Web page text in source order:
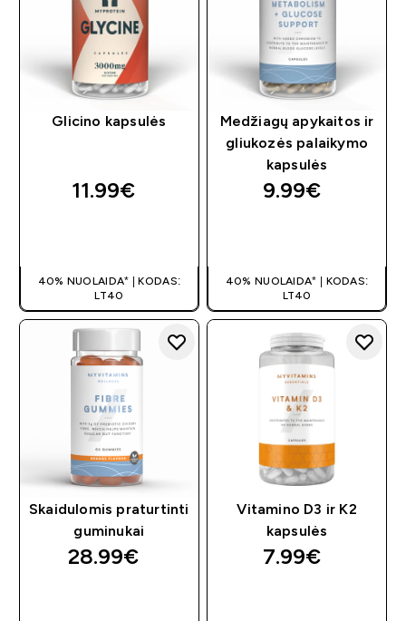
Glicino kapsulės
11.99€‎
40% NUOLAIDA* | KODAS:
LT40
Medžiagų apykaitos ir
gliukozės palaikymo
kapsulės
9.99€‎
40% NUOLAIDA* | KODAS:
LT40
Skaidulomis praturtinti
guminukai
28.99€‎
Vitamino D3 ir K2
kapsulės
7.99€‎